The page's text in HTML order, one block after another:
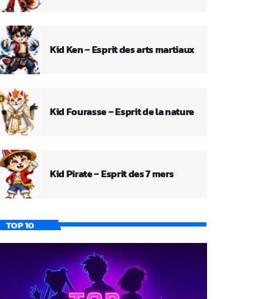
Kid Ken – Esprit des arts martiaux
Kid Fourasse – Esprit de la nature
Kid Pirate – Esprit des 7 mers
TOP 10